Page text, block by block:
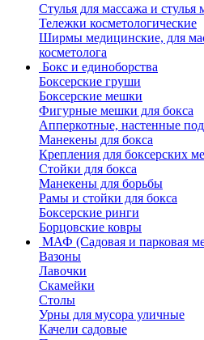
Стулья для массажа и стулья
Тележки косметологические
Ширмы медицинские, для
косметолога
Бокс и единоборства
Боксерские груши
Боксерские мешки
Фигурные мешки для бокса
Апперкотные, настенные
Манекены для бокса
Крепления для боксерских
Стойки для бокса
Манекены для борьбы
Рамы и стойки для бокса
Боксерские ринги
Борцовские ковры
МАФ (Садовая и парковая
Вазоны
Лавочки
Скамейки
Столы
Урны для мусора уличные
Качели садовые